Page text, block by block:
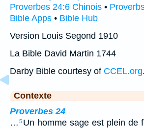
Proverbes 24:6 Chinois •
Bible Apps • Bible Hub
Version Louis Segond 1910
La Bible David Martin 1744
Darby Bible courtesy of CCEL.org.
Contexte
Proverbes 24
… 5 Un homme sage est plein de